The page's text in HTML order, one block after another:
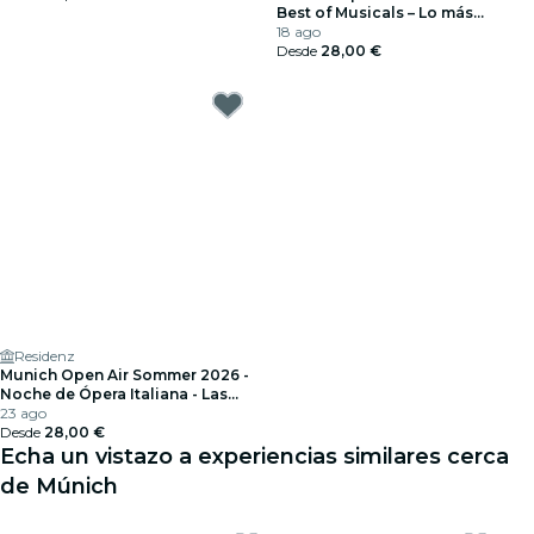
Best of Musicals – Lo más
destacado de más de 20
musicales
18 ago
Desde 28,00 €
Residenz
Munich Open Air Sommer 2026 -
Noche de Ópera Italiana - Las
arias de ópera más bellas
23 ago
Desde 28,00 €
Echa un vistazo a experiencias similares cerca
de Múnich